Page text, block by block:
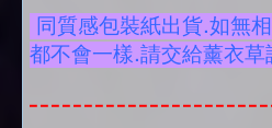
同質感包裝紙出貨.如無
都不會一樣.請交給薰衣